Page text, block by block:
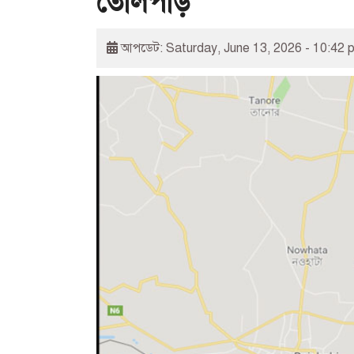
আপডেট: Saturday, June 13, 2026 - 10:42